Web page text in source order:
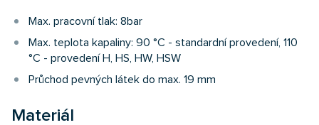
Max. pracovní tlak: 8bar
Max. teplota kapaliny: 90 °C - standardní provedení, 110
°C - provedení H, HS, HW, HSW
Průchod pevných látek do max. 19 mm
Materiál